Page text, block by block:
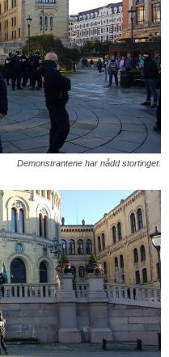
Demonstrantene har nådd stortinget.